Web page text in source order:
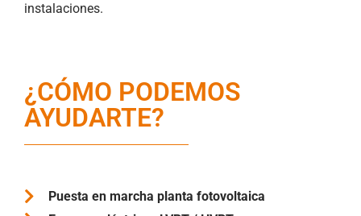
instalaciones.
¿CÓMO PODEMOS
AYUDARTE?
Puesta en marcha planta fotovoltaica